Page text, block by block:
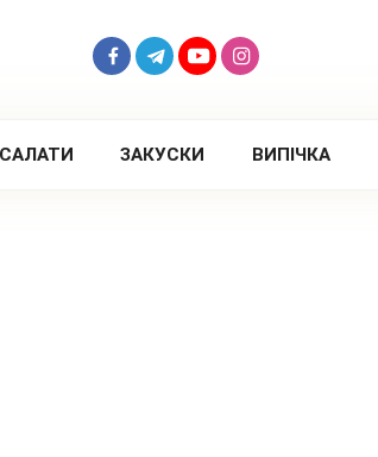
ЗАКУСКИ ВИПІЧКА